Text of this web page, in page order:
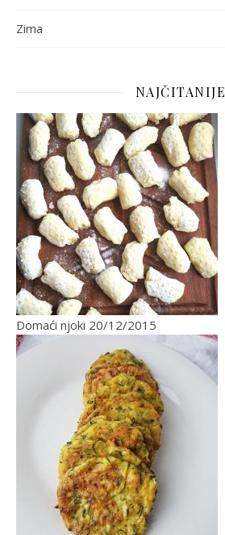
Zima
NAJČITANIJE
Domaći njoki 20/12/2015